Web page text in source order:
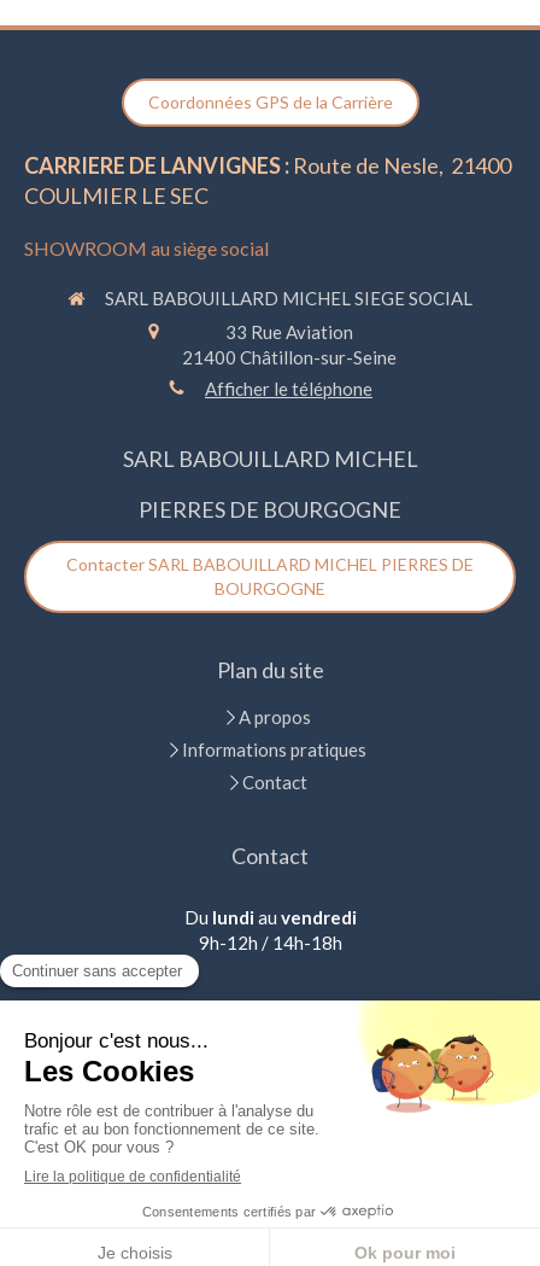
Coordonnées GPS de la Carrière
CARRIERE DE LANVIGNES : Route de Nesle, 21400
COULMIER LE SEC
SHOWROOM au siège social
SARL BABOUILLARD MICHEL SIEGE SOCIAL
33 Rue Aviation
21400 Châtillon-sur-Seine
Afficher le téléphone
SARL BABOUILLARD MICHEL
PIERRES DE BOURGOGNE
Contacter SARL BABOUILLARD MICHEL PIERRES DE
BOURGOGNE
Plan du site
A propos
Informations pratiques
Contact
Contact
Du lundi au vendredi
9h-12h / 14h-18h
Création et référencement du site par Simplébo
Site créé grâce àCRÉDIT AGRICOLE